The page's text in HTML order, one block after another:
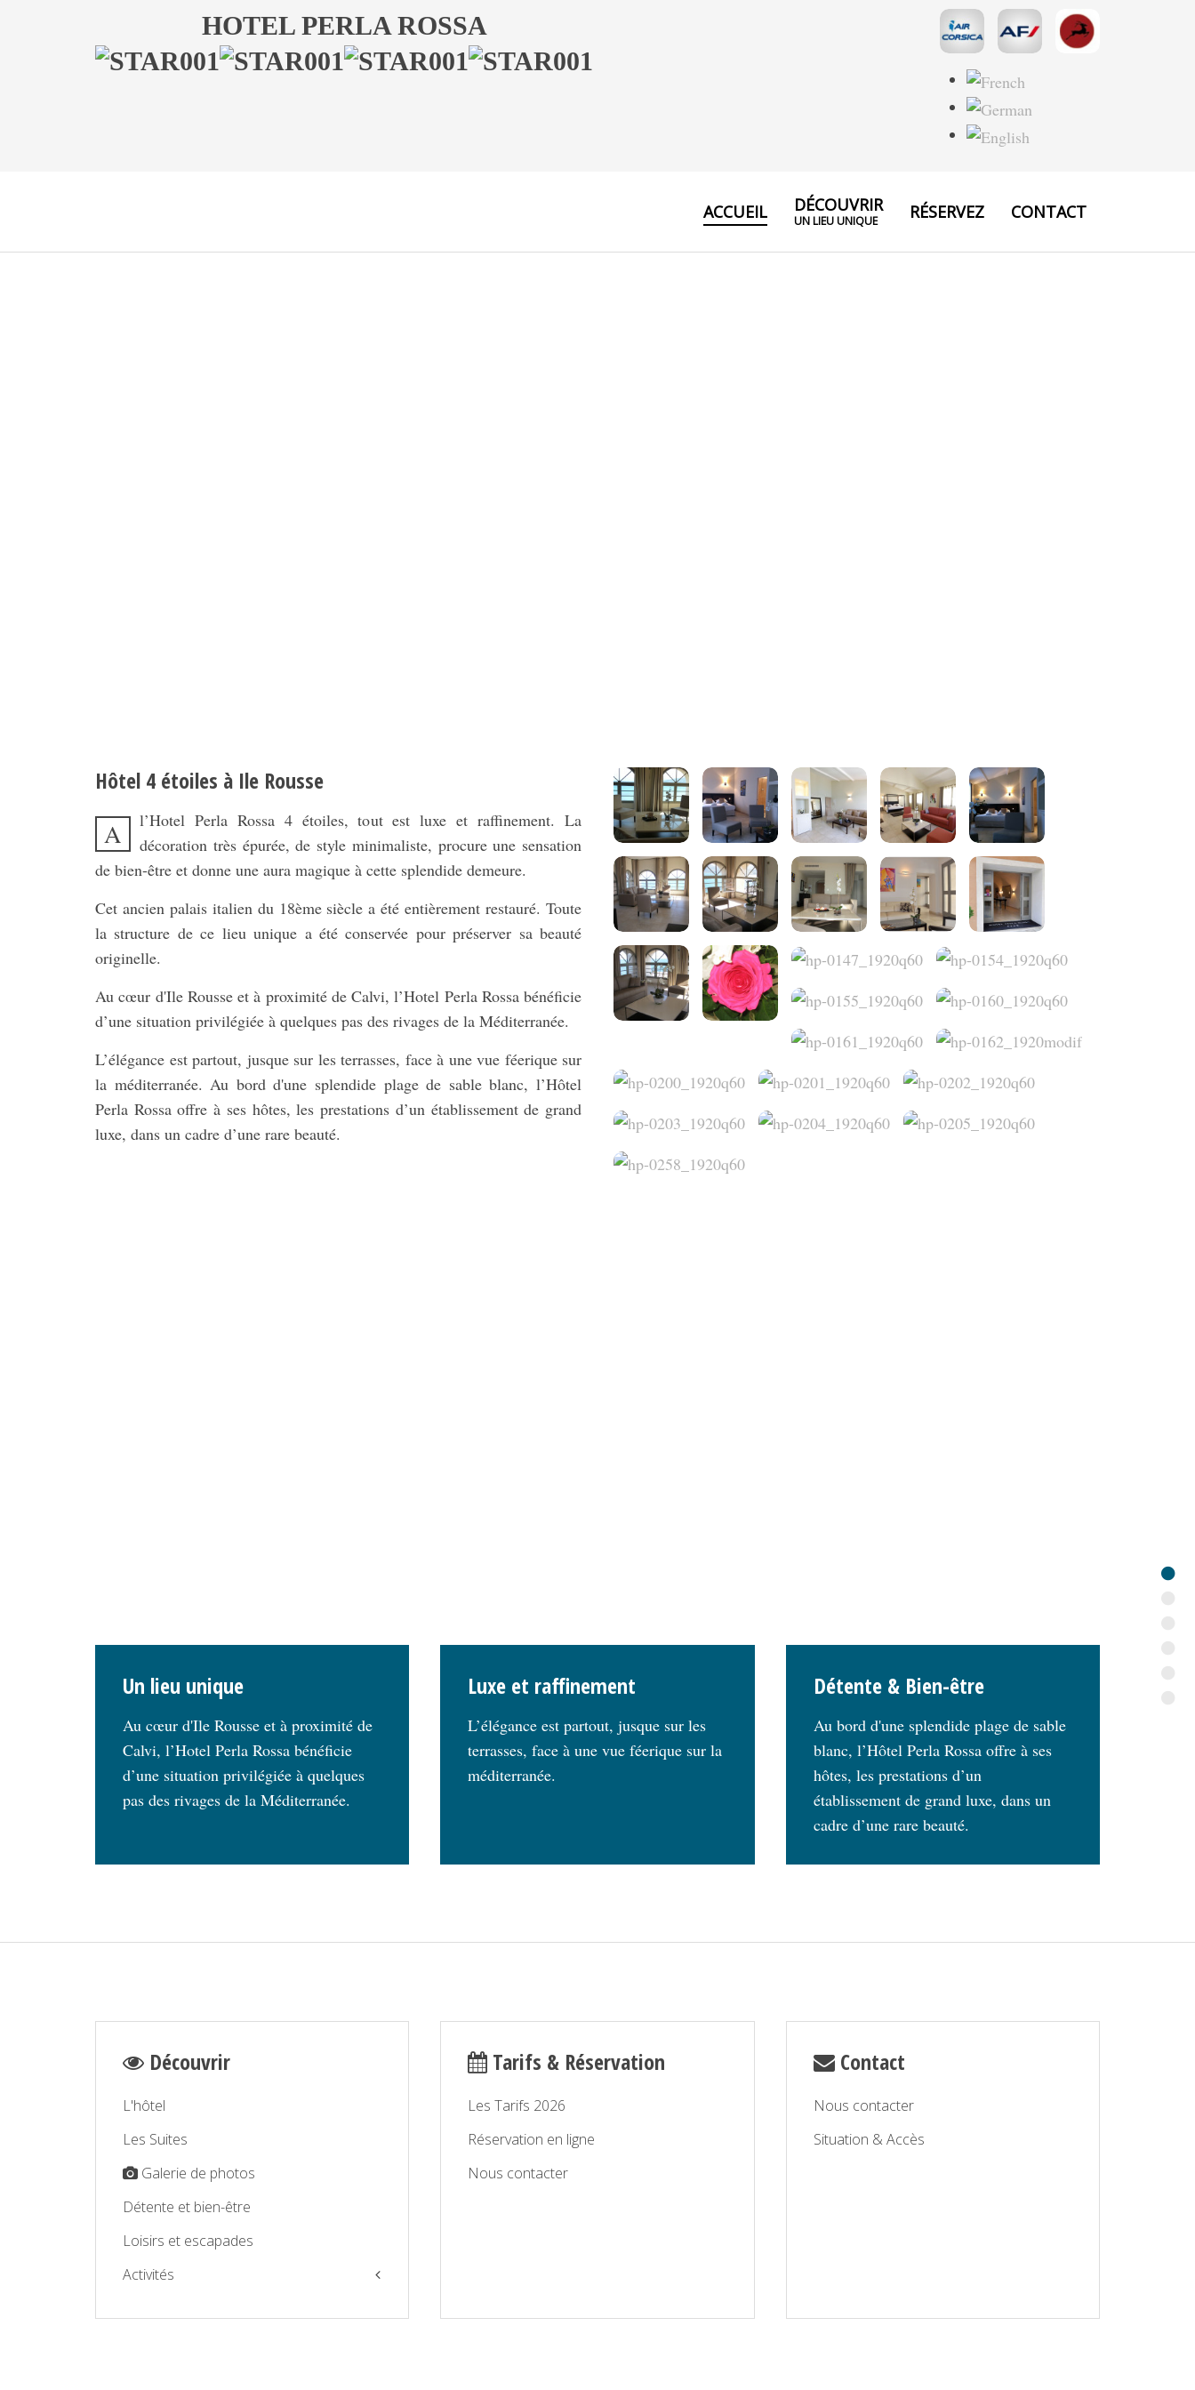
HOTEL PERLA ROSSA
ACCUEIL DÉCOUVRIR
UN LIEU UNIQUE RÉSERVEZ CONTACT
Hôtel 4 étoiles à Ile Rousse
A
l’Hotel Perla Rossa 4 étoiles, tout est luxe et raffinement. La
décoration très épurée, de style minimaliste, procure une sensation
de bien-être et donne une aura magique à cette splendide demeure.
Cet ancien palais italien du 18ème siècle a été entièrement restauré. Toute
la structure de ce lieu unique a été conservée pour préserver sa beauté
originelle.
Au cœur d'Ile Rousse et à proximité de Calvi, l’Hotel Perla Rossa bénéficie
d’une situation privilégiée à quelques pas des rivages de la Méditerranée.
L’élégance est partout, jusque sur les terrasses, face à une vue féerique sur
la méditerranée. Au bord d'une splendide plage de sable blanc, l’Hôtel
Perla Rossa offre à ses hôtes, les prestations d’un établissement de grand
luxe, dans un cadre d’une rare beauté.
Un lieu unique
Au cœur d'Ile Rousse et à proximité de
Calvi, l’Hotel Perla Rossa bénéficie
d’une situation privilégiée à quelques
pas des rivages de la Méditerranée.
Luxe et raffinement
L’élégance est partout, jusque sur les
terrasses, face à une vue féerique sur la
méditerranée.
Détente & Bien-être
Au bord d'une splendide plage de sable
blanc, l’Hôtel Perla Rossa offre à ses
hôtes, les prestations d’un
établissement de grand luxe, dans un
cadre d’une rare beauté.
Découvrir
L'hôtel
Les Suites
Galerie de photos
Détente et bien-être
Loisirs et escapades
Activités
Tarifs & Réservation
Les Tarifs 2026
Réservation en ligne
Nous contacter
Contact
Nous contacter
Situation & Accès